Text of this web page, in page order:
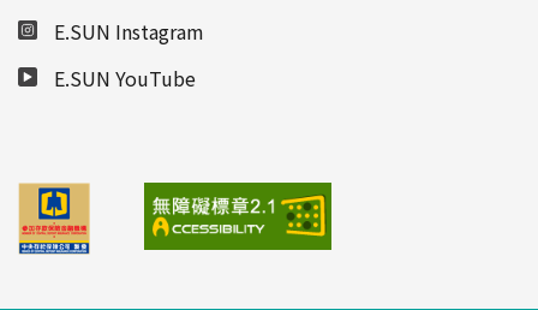
E.SUN Instagram
E.SUN YouTube